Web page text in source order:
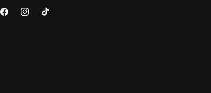
FacebookInstagramTikTok